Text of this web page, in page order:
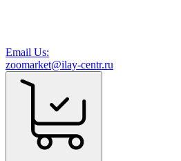
Email Us:
zoomarket@ilay-centr.ru